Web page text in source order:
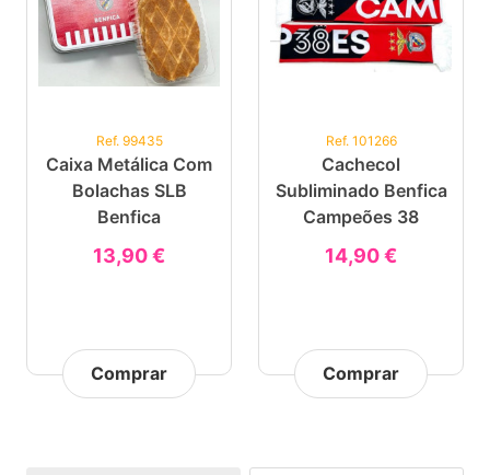
Ref. 99435
Caixa Metálica Com
Bolachas SLB
Benfica
13,90 €
Comprar
Ref. 101266
Cachecol
Subliminado Benfica
Campeões 38
14,90 €
Comprar